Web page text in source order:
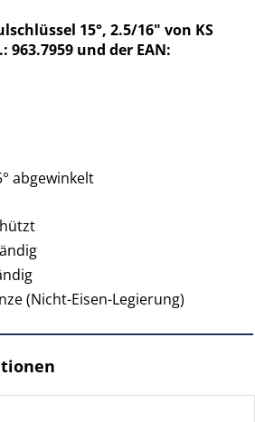
15°, 2.5/16" von KS
und der EAN:
abgewinkelt
(Nicht-Eisen-Legierung)